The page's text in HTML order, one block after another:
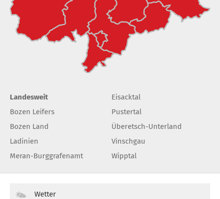
Landesweit
Bozen Leifers
Bozen Land
Ladinien
Meran-Burggrafenamt
Eisacktal
Pustertal
Überetsch-Unterland
Vinschgau
Wipptal
Wetter